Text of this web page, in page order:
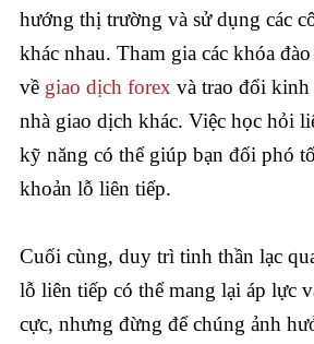
hướng thị trường và sử dụng các
khác nhau. Tham gia các khóa
về giao dịch forex và trao đổi
nhà giao dịch khác. Việc học hỏi
kỹ năng có thể giúp bạn đối phó
khoản lỗ liên tiếp.
Cuối cùng, duy trì tinh thần lạc
lỗ liên tiếp có thể mang lại áp lực
cực, nhưng đừng để chúng ảnh